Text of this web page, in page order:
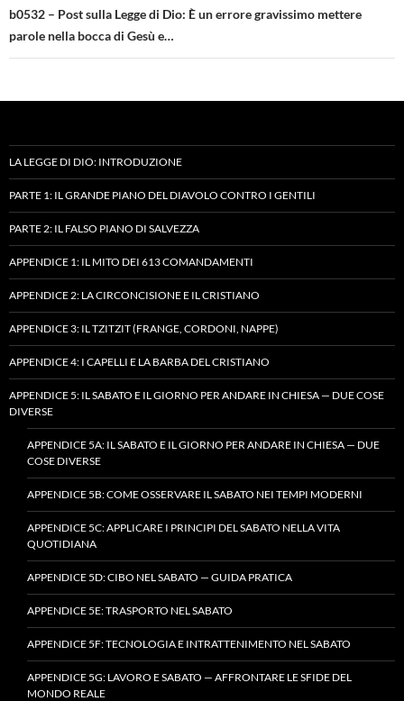
b0532 – Post sulla Legge di Dio: È un errore gravissimo mettere
parole nella bocca di Gesù e…
LA LEGGE DI DIO: INTRODUZIONE
PARTE 1: IL GRANDE PIANO DEL DIAVOLO CONTRO I GENTILI
PARTE 2: IL FALSO PIANO DI SALVEZZA
APPENDICE 1: IL MITO DEI 613 COMANDAMENTI
APPENDICE 2: LA CIRCONCISIONE E IL CRISTIANO
APPENDICE 3: IL TZITZIT (FRANGE, CORDONI, NAPPE)
APPENDICE 4: I CAPELLI E LA BARBA DEL CRISTIANO
APPENDICE 5: IL SABATO E IL GIORNO PER ANDARE IN CHIESA — DUE COSE
DIVERSE
APPENDICE 5A: IL SABATO E IL GIORNO PER ANDARE IN CHIESA — DUE
COSE DIVERSE
APPENDICE 5B: COME OSSERVARE IL SABATO NEI TEMPI MODERNI
APPENDICE 5C: APPLICARE I PRINCIPI DEL SABATO NELLA VITA
QUOTIDIANA
APPENDICE 5D: CIBO NEL SABATO — GUIDA PRATICA
APPENDICE 5E: TRASPORTO NEL SABATO
APPENDICE 5F: TECNOLOGIA E INTRATTENIMENTO NEL SABATO
APPENDICE 5G: LAVORO E SABATO — AFFRONTARE LE SFIDE DEL
MONDO REALE